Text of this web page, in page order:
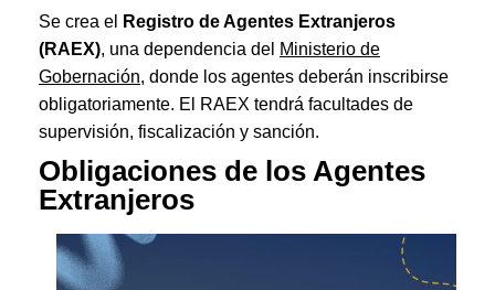
Se crea el
Registro de Agentes Extranjeros
(RAEX), una dependencia del Ministerio de
Gobernación, donde los agentes deberán inscribirse
obligatoriamente. El RAEX tendrá facultades de
supervisión, fiscalización y sanción.
Obligaciones de los Agentes
Extranjeros